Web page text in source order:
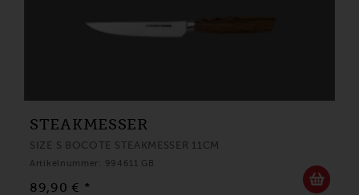
STEAKMESSER
SIZE S BOCOTE STEAKMESSER 11CM
Artikelnummer: 994611 GB
89,90 € *